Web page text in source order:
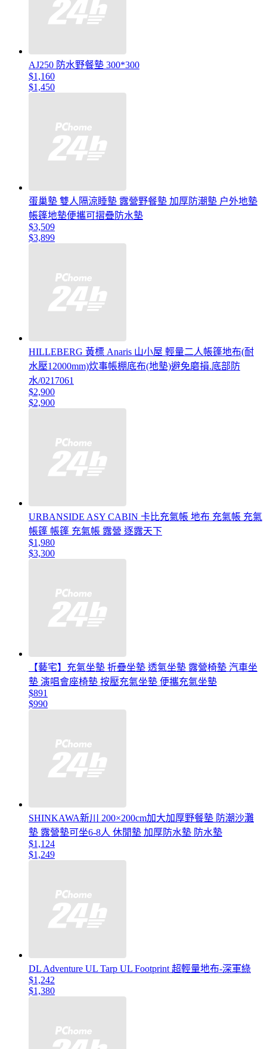
AJ250 防水野餐墊 300*300
$1,160
$1,450
蛋巢墊 雙人隔涼睡墊 露營野餐墊 加厚防潮墊 户外地墊
帳篷地墊便攜可摺疊防水墊
$3,509
$3,899
HILLEBERG 黃標 Anaris 山小屋 輕量二人帳篷地布(耐
水壓12000mm)炊事帳棚底布(地墊)避免磨損.底部防
水/0217061
$2,900
$2,900
URBANSIDE ASY CABIN 卡比充氣帳 地布 充氣帳 充氣
帳篷 帳篷 充氣帳 露營 逐露天下
$1,980
$3,300
【藝宅】充氣坐墊 折疊坐墊 透氣坐墊 露營椅墊 汽車坐
墊 演唱會座椅墊 按壓充氣坐墊 便攜充氣坐墊
$891
$990
SHINKAWA新川 200×200cm加大加厚野餐墊 防潮沙灘
墊 露營墊可坐6-8人 休閒墊 加厚防水墊 防水墊
$1,124
$1,249
DL Adventure UL Tarp UL Footprint 超輕量地布-深軍綠
$1,242
$1,380